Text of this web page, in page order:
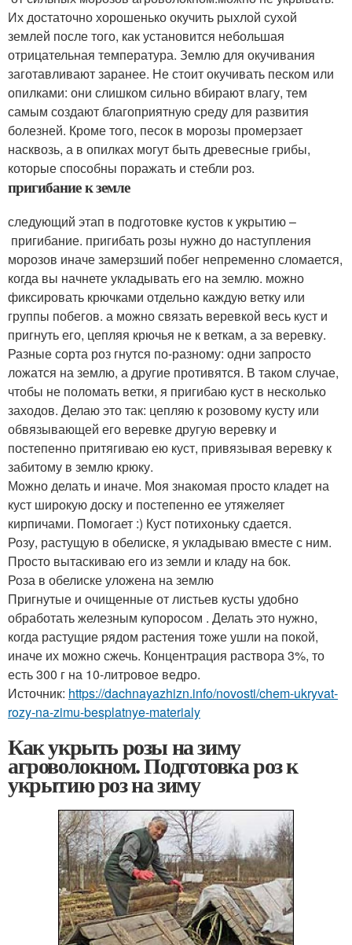
Их достаточно хорошенько окучить рыхлой сухой
землей после того, как установится небольшая
отрицательная температура. Землю для окучивания
заготавливают заранее. Не стоит окучивать песком или
опилками: они слишком сильно вбирают влагу, тем
самым создают благоприятную среду для развития
болезней. Кроме того, песок в морозы промерзает
насквозь, а в опилках могут быть древесные грибы,
которые способны поражать и стебли роз.
пригибание к земле
следующий этап в подготовке кустов к укрытию –
пригибание. пригибать розы нужно до наступления
морозов иначе замерзший побег непременно сломается,
когда вы начнете укладывать его на землю. можно
фиксировать крючками отдельно каждую ветку или
группы побегов. а можно связать веревкой весь куст и
пригнуть его, цепляя крючья не к веткам, а за веревку.
Разные сорта роз гнутся по-разному: одни запросто
ложатся на землю, а другие противятся. В таком случае,
чтобы не поломать ветки, я пригибаю куст в несколько
заходов. Делаю это так: цепляю к розовому кусту или
обвязывающей его веревке другую веревку и
постепенно притягиваю ею куст, привязывая веревку к
забитому в землю крюку.
Можно делать и иначе. Моя знакомая просто кладет на
куст широкую доску и постепенно ее утяжеляет
кирпичами. Помогает :) Куст потихоньку сдается.
Розу, растущую в обелиске, я укладываю вместе с ним.
Просто вытаскиваю его из земли и кладу на бок.
Роза в обелиске уложена на землю
Пригнутые и очищенные от листьев кусты удобно
обработать железным купоросом . Делать это нужно,
когда растущие рядом растения тоже ушли на покой,
иначе их можно сжечь. Концентрация раствора 3%, то
есть 300 г на 10-литровое ведро.
Источник: https://dachnayazhizn.info/novosti/chem-ukryvat-
rozy-na-zimu-besplatnye-materialy
Как укрыть розы на зиму
агроволокном. Подготовка роз к
укрытию роз на зиму